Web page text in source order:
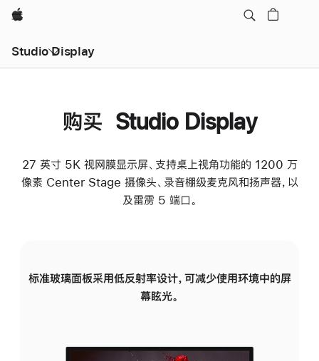
Apple
Studio Display
购买 Studio Display
27 英寸 5K 视网膜显示屏、支持桌上视角功能的 1200 万
像素 Center Stage 摄像头、录音棚级麦克风和扬声器，以
及雷雳 5 端口。
标准玻璃面板采用低反射率设计，可减少使用环境中的屏
幕眩光。